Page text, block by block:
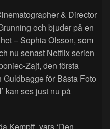
& Director
och bjuder på en
– Sophia Olsson, som
nu senast Netflix serien
Zajt, den första
för Bästa Foto
kan ses just nu på
Kempff, vars ‘Den